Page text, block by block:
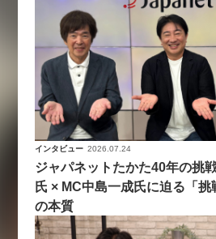
インタビュー 2026.07.24
ジャパネットたかた40年の挑
氏 × MC中島一成氏に迫る「挑
の本質